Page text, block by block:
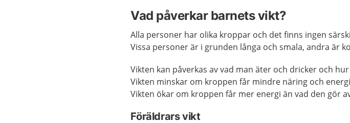
Vad påverkar barnets vikt?
Alla personer har olika kroppar och det finns ingen
Vissa personer är i grunden långa och smala, andra är
Vikten kan påverkas av vad man äter och dricker och
Vikten minskar om kroppen får mindre näring och
Vikten ökar om kroppen får mer energi än vad den gör
Föräldrars vikt